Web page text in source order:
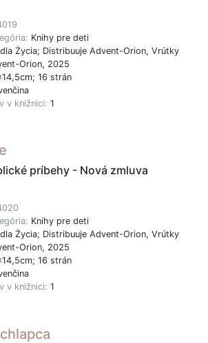
Knihy pre deti
Życia; Distribuuje Advent-Orion, Vrútky
Orion, 2025
16 strán
v knižnici: 1
príbehy - Nová zmluva
Knihy pre deti
Życia; Distribuuje Advent-Orion, Vrútky
Orion, 2025
16 strán
v knižnici: 1